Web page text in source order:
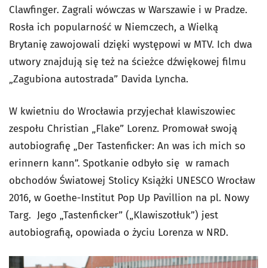
Clawfinger. Zagrali wówczas w Warszawie i w Pradze.
Rosła ich popularność w Niemczech, a Wielką
Brytanię zawojowali dzięki występowi w MTV. Ich dwa
utwory znajdują się też na ścieżce dźwiękowej filmu
„Zagubiona autostrada” Davida Lyncha.
W kwietniu do Wrocławia przyjechał klawiszowiec
zespołu Christian „Flake” Lorenz. Promował swoją
autobiografię „Der Tastenficker: An was ich mich so
erinnern kann”. Spotkanie odbyło się w ramach
obchodów Światowej Stolicy Książki UNESCO Wrocław
2016, w Goethe-Institut Pop Up Pavillion na pl. Nowy
Targ. Jego „Tastenficker” („Klawiszotłuk”) jest
autobiografią, opowiada o życiu Lorenza w NRD.